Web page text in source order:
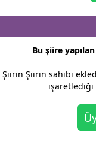
Bu şiire
Şiirin Şiirin sahibi
işaretlediği